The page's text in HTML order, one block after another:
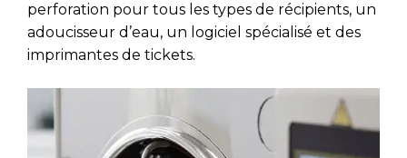
perforation pour tous les types de récipients, un
adoucisseur d’eau, un logiciel spécialisé et des
imprimantes de tickets.